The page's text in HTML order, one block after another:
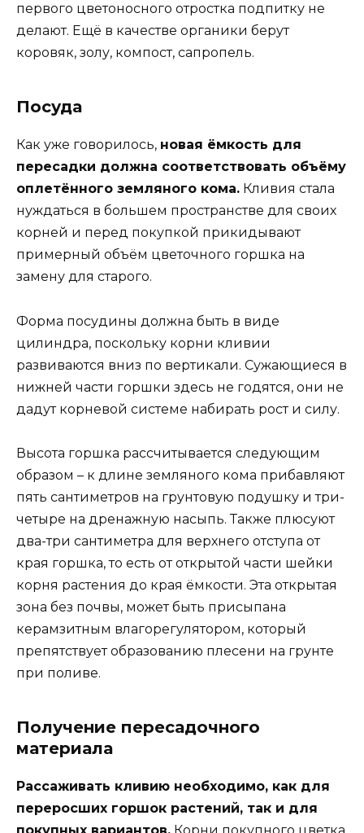
первого цветоносного отростка подпитку не
делают. Ещё в качестве органики берут
коровяк, золу, компост, сапропель.
Посуда
Как уже говорилось, новая ёмкость для
пересадки должна соответствовать объёму
оплетённого земляного кома. Кливия стала
нуждаться в большем пространстве для своих
корней и перед покупкой прикидывают
примерный объём цветочного горшка на
замену для старого.
Форма посудины должна быть в виде
цилиндра, поскольку корни кливии
развиваются вниз по вертикали. Сужающиеся в
нижней части горшки здесь не годятся, они не
дадут корневой системе набирать рост и силу.
Высота горшка рассчитывается следующим
образом – к длине земляного кома прибавляют
пять сантиметров на грунтовую подушку и три-
четыре на дренажную насыпь. Также плюсуют
два-три сантиметра для верхнего отступа от
края горшка, то есть от открытой части шейки
корня растения до края ёмкости. Эта открытая
зона без почвы, может быть присыпана
керамзитным влагорегулятором, который
препятствует образованию плесени на грунте
при поливе.
Получение пересадочного
материала
Рассаживать кливию необходимо, как для
переросших горшок растений, так и для